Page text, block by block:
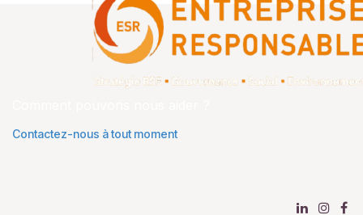
Contactez-nous à tout moment